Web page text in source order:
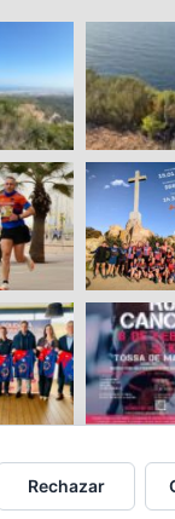
Rechazar